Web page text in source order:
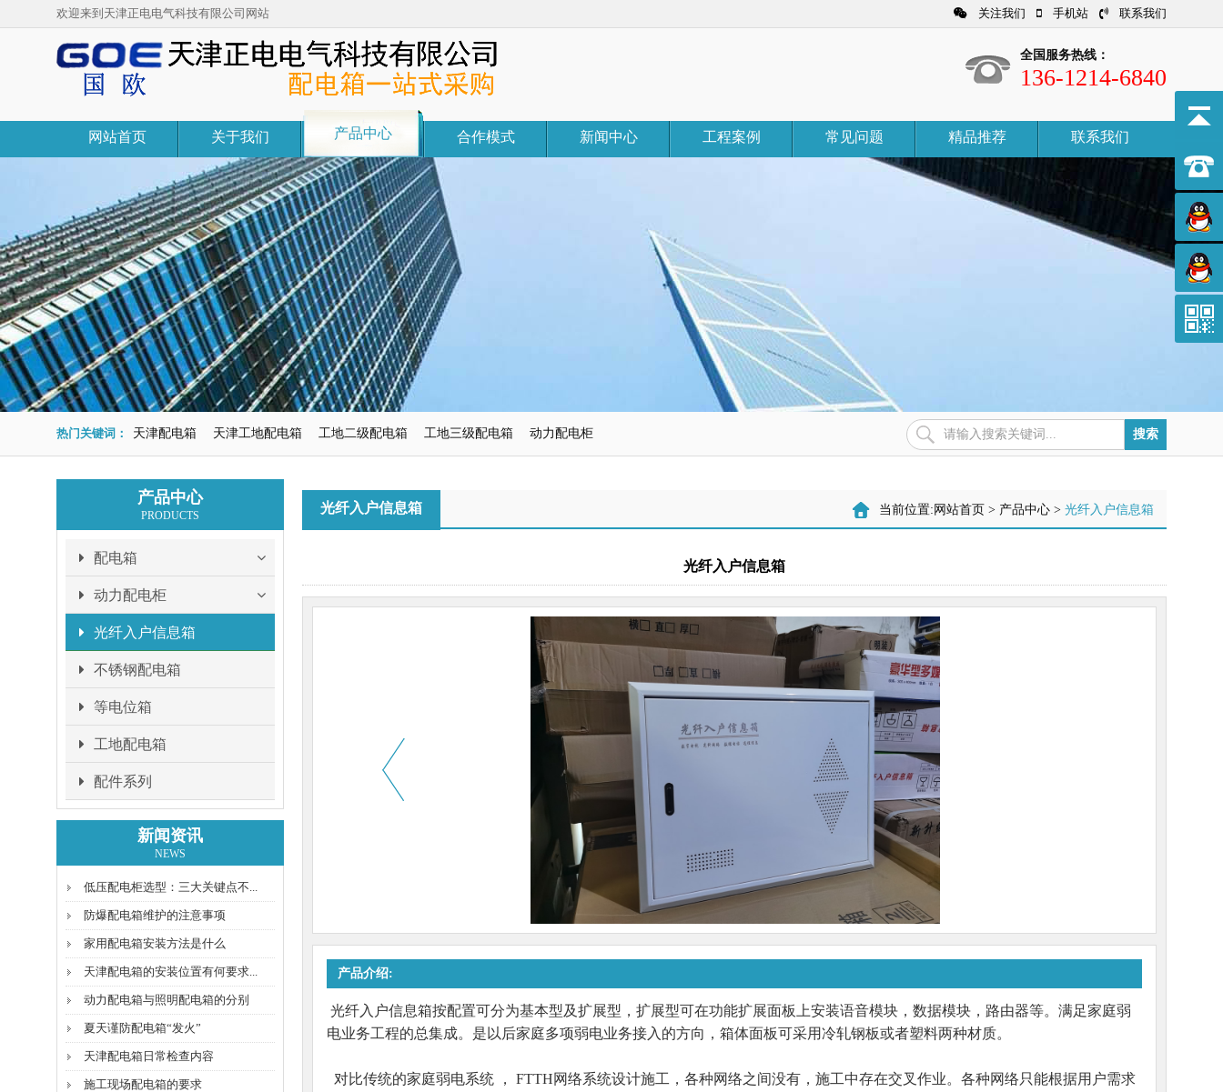
欢迎来到天津正电电气科技有限公司网站 关注我们 手机站 联系我们
全国服务热线：
136-1214-6840
网站首页 关于我们 产品中心 合作模式 新闻中心 工程案例 常见问题 精品推荐 联系我们
热门关键词： 天津配电箱 天津工地配电箱 工地二级配电箱 工地三级配电箱 动力配电柜
产品中心
PRODUCTS
配电箱
动力配电柜
光纤入户信息箱
不锈钢配电箱
等电位箱
工地配电箱
配件系列
新闻资讯
NEWS
低压配电柜选型：三大关键点不...
防爆配电箱维护的注意事项
家用配电箱安装方法是什么
天津配电箱的安装位置有何要求...
动力配电箱与照明配电箱的分别
夏天谨防配电箱“发火”
天津配电箱日常检查内容
施工现场配电箱的要求
光纤入户信息箱 当前位置: 网站首页 > 产品中心 > 光纤入户信息箱
光纤入户信息箱
产品介绍:
光纤入户信息箱按配置可分为基本型及扩展型，扩展型可在功能扩展面板上安装语音模块，数据模块，路由器等。满足家庭弱
电业务工程的总集成。是以后家庭多项弱电业务接入的方向，箱体面板可采用冷轧钢板或者塑料两种材质。
对比传统的家庭弱电系统 ， FTTH网络系统设计施工，各种网络之间没有，施工中存在交叉作业。各种网络只能根据用户需求
022-